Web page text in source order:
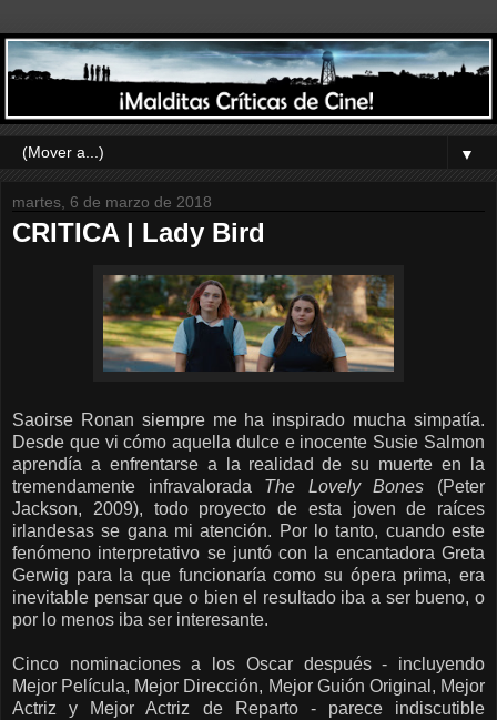
▼
martes, 6 de marzo de 2018
CRITICA | Lady Bird
Saoirse Ronan siempre me ha inspirado mucha simpatía.
Desde que vi cómo aquella dulce e inocente Susie Salmon
aprendía a enfrentarse a la realidad de su muerte en la
tremendamente infravalorada The Lovely Bones (Peter
Jackson, 2009), todo proyecto de esta joven de raíces
irlandesas se gana mi atención. Por lo tanto, cuando este
fenómeno interpretativo se juntó con la encantadora Greta
Gerwig para la que funcionaría como su ópera prima, era
inevitable pensar que o bien el resultado iba a ser bueno, o
por lo menos iba ser interesante.
Cinco nominaciones a los Oscar después - incluyendo
Mejor Película, Mejor Dirección, Mejor Guión Original, Mejor
Actriz y Mejor Actriz de Reparto - parece indiscutible